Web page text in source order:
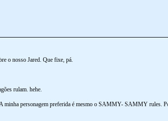
o nosso Jared. Que fixe, pá.
rulam. hehe.
minha personagem preferida é mesmo o SAMMY- SAMMY rules.